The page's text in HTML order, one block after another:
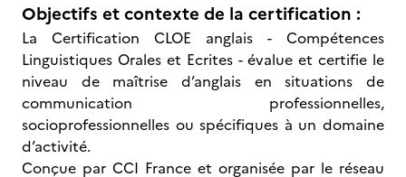
Objectifs et contexte de la certification :
La Certification CLOE anglais - Compétences
Linguistiques Orales et Ecrites - évalue et certifie le
niveau de maîtrise d’anglais en situations de
communication professionnelles,
socioprofessionnelles ou spécifiques à un domaine
d’activité.
Conçue par CCI France et organisée par le réseau